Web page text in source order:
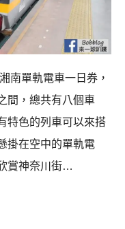
南單軌電車一日券，
間，總共有八個車
特色的列車可以來搭
掛在空中的單軌電
賞神奈川街…